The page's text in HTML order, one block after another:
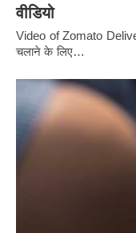
वीडियो
Video of Zomato
चलाने के लिए…